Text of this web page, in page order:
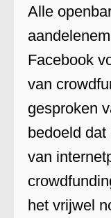
Alle
Facebook
van
gesproken
bedoeld
van
het vrijwel